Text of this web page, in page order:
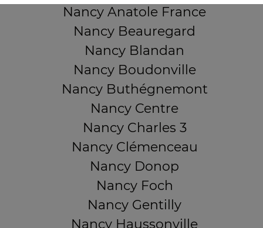
Nancy Anatole France
Nancy Beauregard
Nancy Blandan
Nancy Boudonville
Nancy Buthégnemont
Nancy Centre
Nancy Charles 3
Nancy Clémenceau
Nancy Donop
Nancy Foch
Nancy Gentilly
Nancy Haussonville